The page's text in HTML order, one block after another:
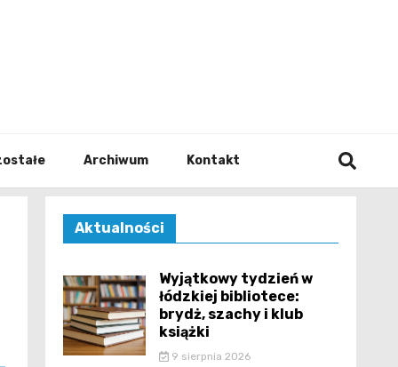
Archiwum Kontakt
Aktualności
Wyjątkowy tydzień w
łódzkiej bibliotece:
brydż, szachy i klub
książki
9 sierpnia 2026